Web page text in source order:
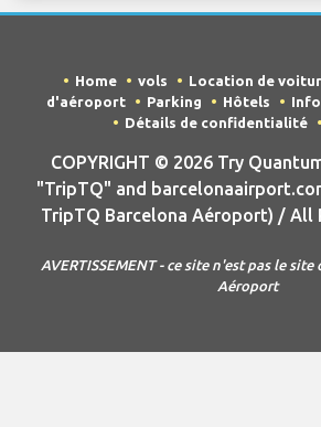
Home vols Location de
d'aéroport
Parking Hôtels Info
Détails de confidentialité
COPYRIGHT © 2026 Try
"TripTQ" and
TripTQ Barcelona Aéroport) / All
AVERTISSEMENT - ce site n'est pas le
Aéroport